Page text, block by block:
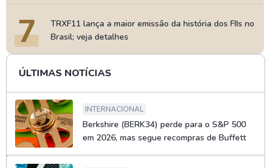
7
TRXF11 lança a maior emissão da história dos FIIs no
Brasil; veja detalhes
ÚLTIMAS NOTÍCIAS
INTERNACIONAL
Berkshire (BERK34) perde para o S&P 500
em 2026, mas segue recompras de Buffett